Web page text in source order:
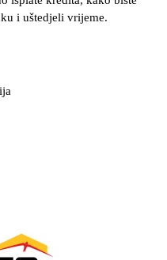
i uštedjeli vrijeme.